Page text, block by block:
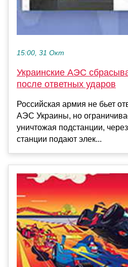
15:00, 31 Окт
Украинские АЭС
после ответных ударов
Российская армия не бьет
АЭС Украины, но
уничтожая подстанции,
станции подают элек...